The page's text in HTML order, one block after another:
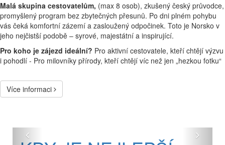
Malá skupina cestovatelům, (max 8 osob), zkušený český průvodce,
promyšlený program bez zbytečných přesunů. Po dni plném pohybu
vás čeká komfortní zázemí a zasloužený odpočinek. Toto je Norsko v
jeho nejčistší podobě – syrové, majestátní a inspirující.
Pro koho je zájezd ideální? Pro aktivní cestovatele, kteří chtějí výzvu
i pohodlí - Pro milovníky přírody, kteří chtějí víc než jen „hezkou fotku“
Více informaci
Předchozí Další